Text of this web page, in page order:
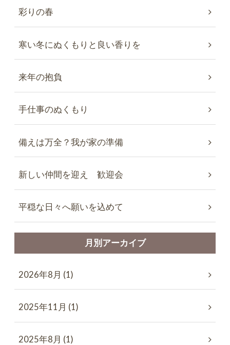
彩りの春
寒い冬にぬくもりと良い香りを
来年の抱負
手仕事のぬくもり
備えは万全？我が家の準備
新しい仲間を迎え 歓迎会
平穏な日々へ願いを込めて
月別アーカイブ
2026年8月 (1)
2025年11月 (1)
2025年8月 (1)